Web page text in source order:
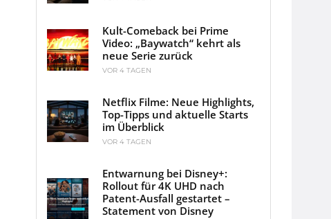
Kult-Comeback bei Prime
Video: „Baywatch“ kehrt als
neue Serie zurück
VOR 4 TAGEN
Netflix Filme: Neue Highlights,
Top-Tipps und aktuelle Starts
im Überblick
VOR 4 TAGEN
Entwarnung bei Disney+:
Rollout für 4K UHD nach
Patent-Ausfall gestartet –
Statement von Disney